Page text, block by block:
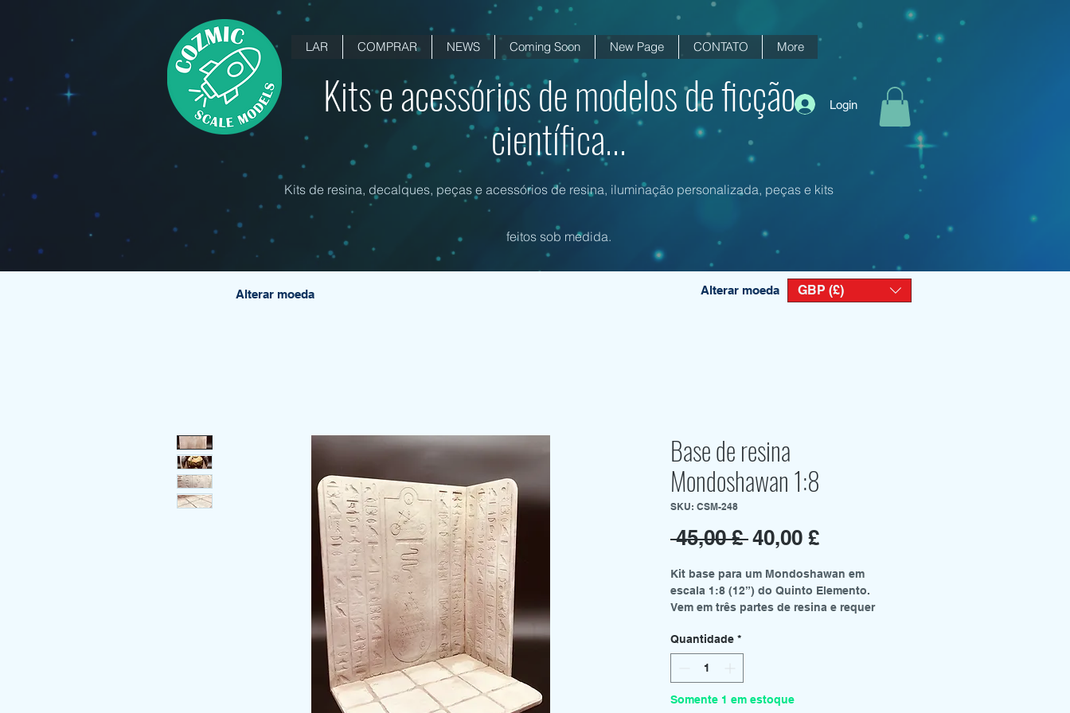
LAR COMPRAR NEWS Coming Soon New Page CONTATO More
Login
Kits e acessórios de modelos de ficção
científica...
Kits de resina, decalques, peças e acessórios de resina, iluminação personalizada, peças e kits
feitos sob medida.
Alterar moeda Alterar moeda GBP (£)
Base de resina
Mondoshawan 1:8
SKU: CSM-248
45,00 £ Preço
40,00 £Preço
Kit base para um Mondoshawan em
escala 1:8 (12”) do Quinto Elemento.
Vem em três partes de resina e requer
Tamanho finalizado
24 cm (L) x 30 cm (A) x 18 cm (P)
9,5" x 11,75" x 7"
Quantidade *
Somente 1 em estoque